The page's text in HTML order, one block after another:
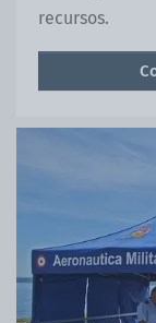
recursos.